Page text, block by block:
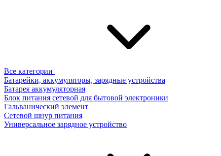
Все категории
Батарейки, аккумуляторы, зарядные устройства
Батарея аккумуляторная
Блок питания сетевой для бытовой электроники
Гальванический элемент
Сетевой шнур питания
Универсальное зарядное устройство